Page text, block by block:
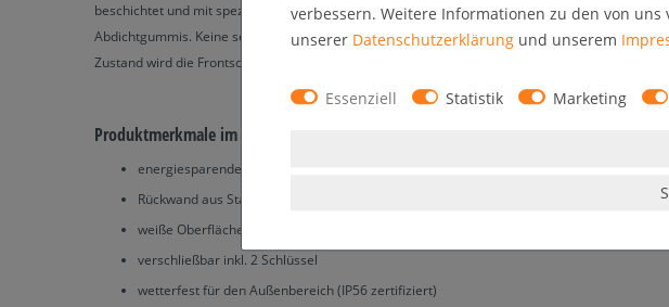
beschichtet und mit speziellen Markern beschreibbar. Für den Innen- und Ausseneinsatz
Abdichtgummis. Keine scharfen Kanten und Ecken durch das innovative Profildesign des
Zustand wird die Frontscheibe durch eine Metallarretierung gehalten.
Produktmerkmale im Überblick:
energiesparende LED-Beleuchtung
Rückwand aus Stahlblech magnetisch
weiße Oberfläche der Rückwand beschreibbar
verschließbar inkl. 2 Schlüssel
wetterfest für den Außenbereich (IP56 zertifiziert)
verbessern. Weitere Informationen zu den von
unserer Daten­schutz­erklärung und unserem
Essenziell Statistik Marketing